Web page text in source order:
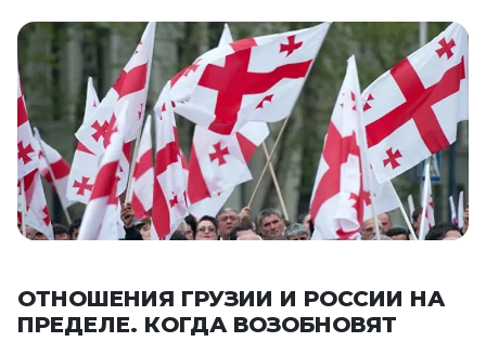
ОТНОШЕНИЯ ГРУЗИИ И РОССИИ НА
ПРЕДЕЛЕ. КОГДА ВОЗОБНОВЯТ